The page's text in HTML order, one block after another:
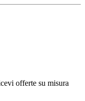
offerte su misura